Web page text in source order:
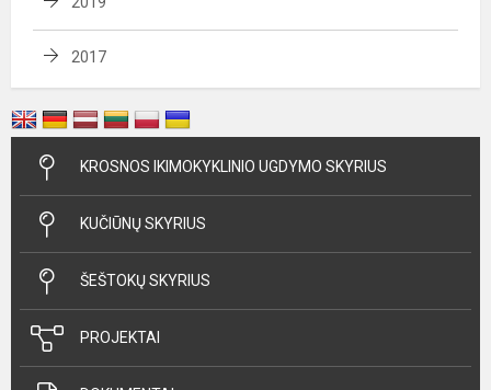
2017
KROSNOS IKIMOKYKLINIO UGDYMO SKYRIUS
KUČIŪNŲ SKYRIUS
ŠEŠTOKŲ SKYRIUS
PROJEKTAI